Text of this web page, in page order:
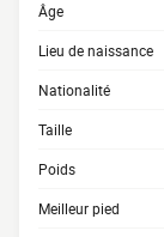
Âge
Lieu de naissance
Nationalité
Taille
Poids
Meilleur pied